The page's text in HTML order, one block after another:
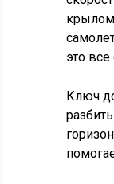
это
Ключ